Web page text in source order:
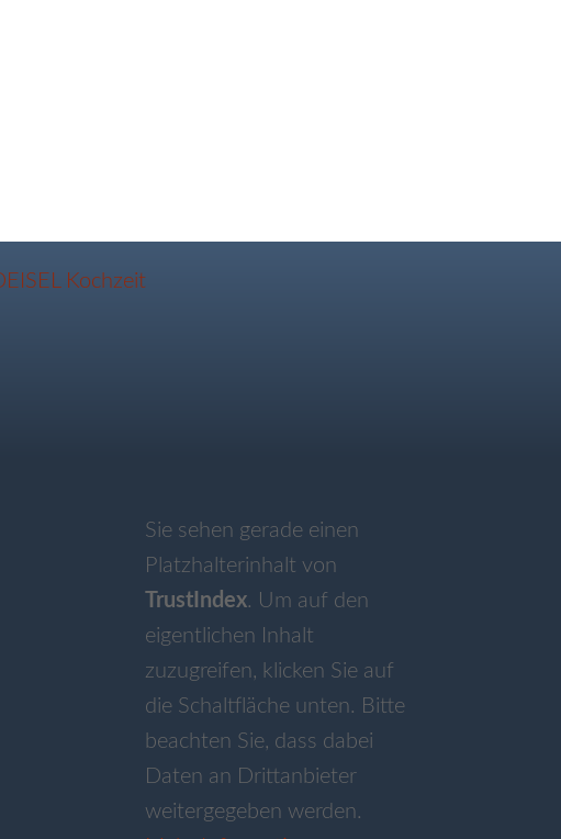
Sie sehen gerade einen
Platzhalterinhalt von
TrustIndex. Um auf den
eigentlichen Inhalt
zuzugreifen, klicken Sie auf
die Schaltfläche unten. Bitte
beachten Sie, dass dabei
Daten an Drittanbieter
weitergegeben werden.